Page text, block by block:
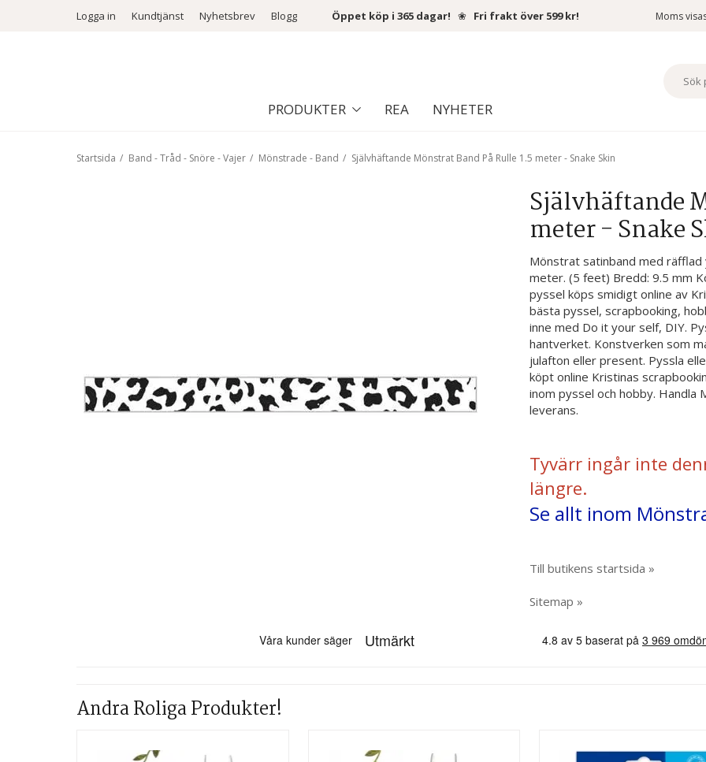
Logga in Kundtjänst Nyhetsbrev Blogg Öppet köp i 365 dagar! ❀ Fri frakt över 599 kr! Moms
PRODUKTER REA NYHETER
Startsida / Band - Tråd - Snöre - Vajer / Mönstrade - Band / Självhäftande Mönstrat Band På Rulle 1.5 meter - Snake Skin
Självhäftande
meter - Snake
Mönstrat satinband med räfflad
meter. (5 feet) Bredd: 9.5 mm
pyssel köps smidigt online av
bästa pyssel, scrapbooking,
inne med Do it your self, DIY.
hantverket. Konstverken som
julafton eller present. Pyssla
köpt online Kristinas
inom pyssel och hobby. Handla
leverans.
Tyvärr ingår inte
längre.
Se allt inom
Till butikens startsida »
Sitemap »
Andra Roliga Produkter!